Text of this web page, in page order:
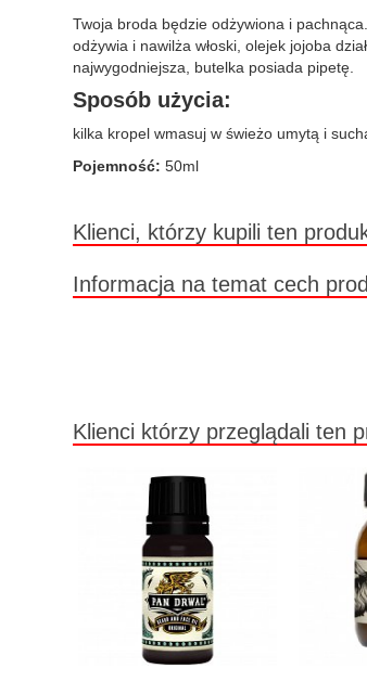
Twoja broda będzie odżywiona i
odżywia i nawilża włoski, olejek jojoba
najwygodniejsza, butelka posiada pipetę.
Sposób użycia:
kilka kropel wmasuj w świeżo umytą i
Pojemność: 50ml
Klienci, którzy kupili ten
Informacja na temat cech
Klienci którzy przeglądali ten